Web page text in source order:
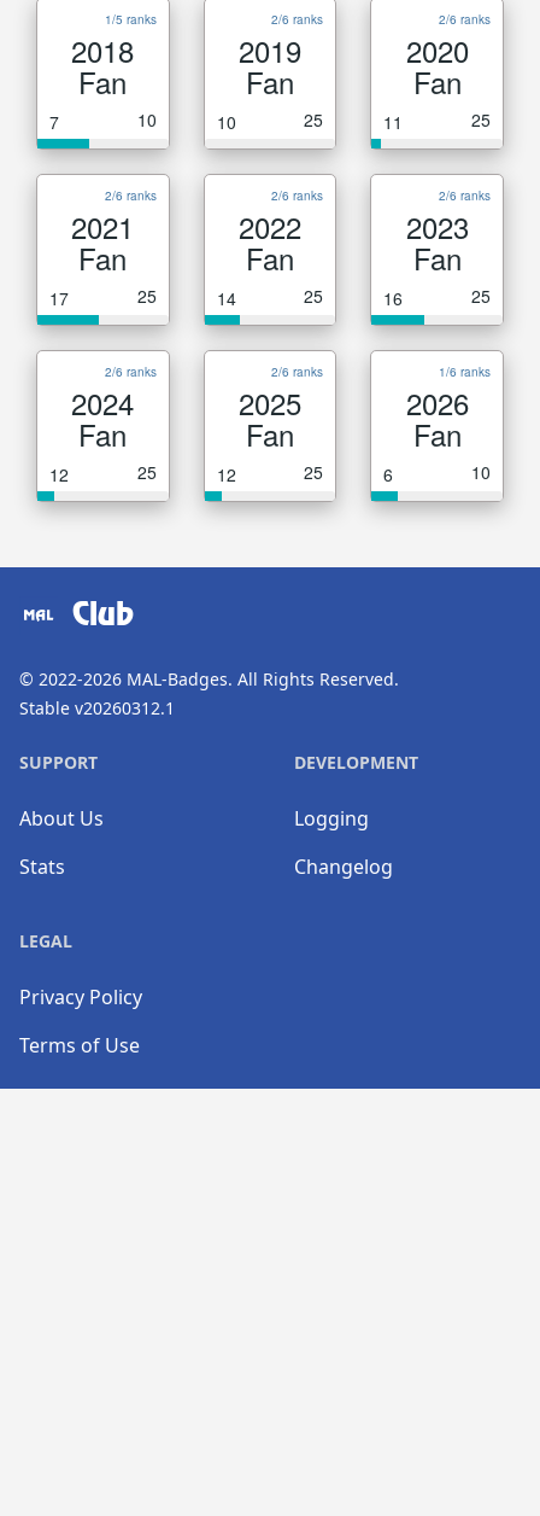
1/5 ranks
2018
Fan
7 10
2/6 ranks
2019
Fan
10 25
2/6 ranks
2020
Fan
11 25
2/6 ranks
2021
Fan
17 25
2/6 ranks
2022
Fan
14 25
2/6 ranks
2023
Fan
16 25
2/6 ranks
2024
Fan
12 25
2/6 ranks
2025
Fan
12 25
1/6 ranks
2026
Fan
6 10
Club
© 2022-2026 MAL-Badges. All Rights Reserved.
Stable v20260312.1
SUPPORT
About Us
Stats
DEVELOPMENT
Logging
Changelog
LEGAL
Privacy Policy
Terms of Use